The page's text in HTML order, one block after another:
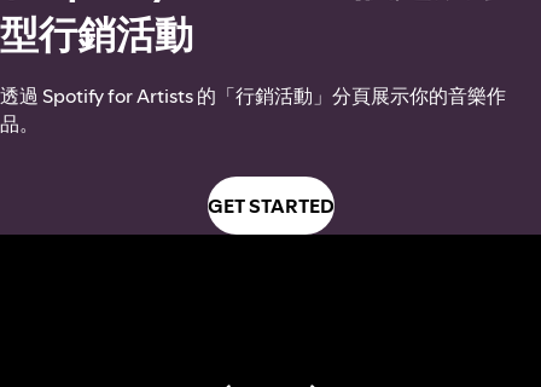
型行銷活動
透過 Spotify for Artists 的「行銷活動」分頁展示你的音樂作
品。
GET STARTED